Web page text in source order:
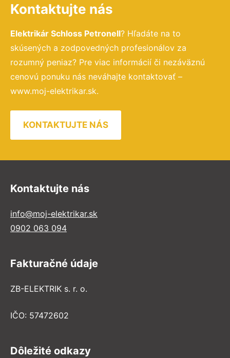
Kontaktujte nás
Elektrikár Schloss Petronell? Hľadáte na to
skúsených a zodpovedných profesionálov za
rozumný peniaz? Pre viac informácií či nezáväznú
cenovú ponuku nás neváhajte kontaktovať –
www.moj-elektrikar.sk.
KONTAKTUJTE NÁS
Kontaktujte nás
info@moj-elektrikar.sk
0902 063 094
Fakturačné údaje
ZB-ELEKTRIK s. r. o.
IČO: 57472602
Dôležité odkazy